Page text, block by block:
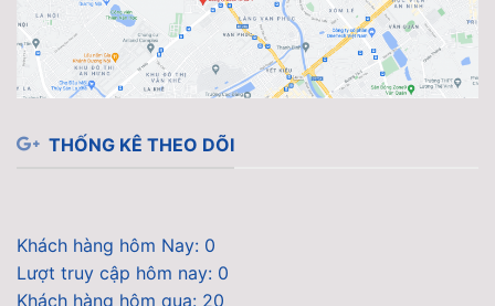
THỐNG KÊ THEO DÕI
Khách hàng hôm Nay: 0
Lượt truy cập hôm nay: 0
Khách hàng hôm qua: 20